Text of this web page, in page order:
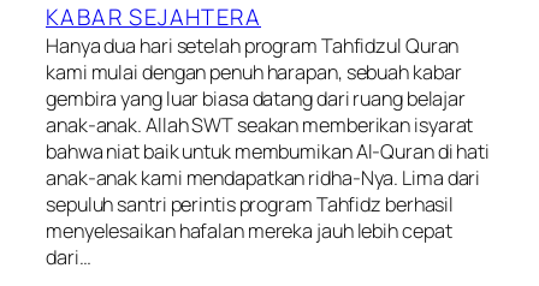
KABAR SEJAHTERA
Hanya dua hari setelah program Tahfidzul Quran
kami mulai dengan penuh harapan, sebuah kabar
gembira yang luar biasa datang dari ruang belajar
anak-anak. Allah SWT seakan memberikan isyarat
bahwa niat baik untuk membumikan Al-Quran di hati
anak-anak kami mendapatkan ridha-Nya. Lima dari
sepuluh santri perintis program Tahfidz berhasil
menyelesaikan hafalan mereka jauh lebih cepat
dari…